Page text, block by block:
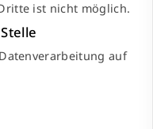
ist nicht möglich.
auf